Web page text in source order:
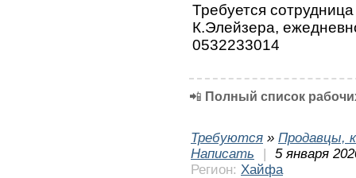
Требуется
К.Элейзера,
0532233014
📲 Полный список
Требуются » Продавцы,
Написать
|
5 января
Регион: Хайфа